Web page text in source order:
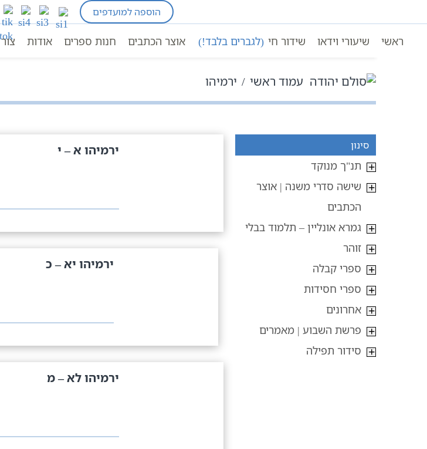
to
הוספה למועדפים
ראשי שיעורי וידאו שידור חי (לגברים בלבד!) אוצר הכתבים חנות ספרים אודות
עמוד ראשי ירמיהו
ירמיהו א – י
ירמיהו יא – כ
ירמיהו לא – מ
סינון
תנ"ך מנוקד
שישה סדרי משנה | אוצר
הכתבים
גמרא אונליין – תלמוד בבלי
זוהר
ספרי קבלה
ספרי חסידות
אחרונים
פרשת השבוע | מאמרים
סידור תפילה